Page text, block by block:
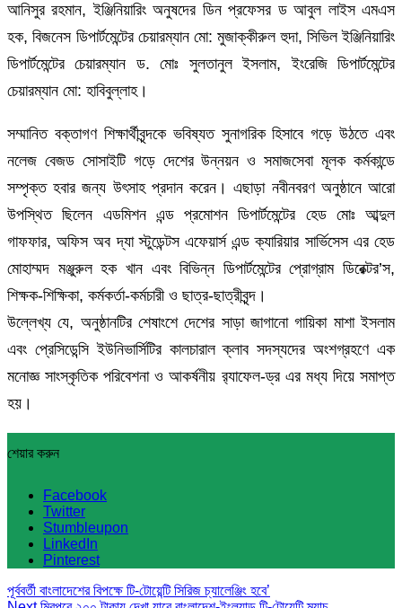
আনিসুর রহমান, ইঞ্জিনিয়ারিং অনুষদের ডিন প্রফেসর ড আবুল লাইস এমএস
হক, বিজনেস ডিপার্টমেন্টের চেয়ারম্যান মো: মুজাক্কীরুল হুদা, সিভিল ইঞ্জিনিয়ারিং
ডিপার্টমেন্টের চেয়ারম্যান ড. মোঃ সুলতানুল ইসলাম, ইংরেজি ডিপার্টমেন্টের
চেয়ারম্যান মো: হাবিবুল্লাহ।
সম্মানিত বক্তাগণ শিক্ষার্থীবৃন্দকে ভবিষ্যত সুনাগরিক হিসাবে গড়ে উঠতে এবং
নলেজ বেজড সোসাইটি গড়ে দেশের উন্নয়ন ও সমাজসেবা মূলক কর্মকান্ডে
সম্পৃক্ত হবার জন্য উৎসাহ প্রদান করেন। এছাড়া নবীনবরণ অনুষ্ঠানে আরো
উপস্থিত ছিলেন এডমিশন এন্ড প্রমোশন ডিপার্টমেন্টের হেড মোঃ আব্দুল
গাফফার, অফিস অব দ্যা স্টুডেন্টস এফেয়ার্স এন্ড ক্যারিয়ার সার্ভিসেস এর হেড
মোহাম্মদ মঞ্জুরুল হক খান এবং বিভিন্ন ডিপার্টমেন্টের প্রোগ্রাম ডিরেক্টর’স,
শিক্ষক-শিক্ষিকা, কর্মকর্তা-কর্মচারী ও ছাত্র-ছাত্রীবৃন্দ।
উল্লেখ্য যে, অনুষ্ঠানটির শেষাংশে দেশের সাড়া জাগানো গায়িকা মাশা ইসলাম
এবং প্রেসিডেন্সি ইউনিভার্সিটির কালচারাল ক্লাব সদস্যদের অংশগ্রহণে এক
মনোজ্ঞ সাংস্কৃতিক পরিবেশনা ও আকর্ষনীয় র‌্যাফেল-ড্র এর মধ্য দিয়ে সমাপ্ত
হয়।
শেয়ার করুন
Facebook
Twitter
Stumbleupon
LinkedIn
Pinterest
পূর্ববর্তী বাংলাদেশের বিপক্ষে টি-টোয়েন্টি সিরিজ চ্যালেঞ্জিং হবে’